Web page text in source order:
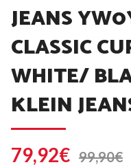
JEANS
CLASSIC
WHITE/
KLEIN
79,92€ 99,90€